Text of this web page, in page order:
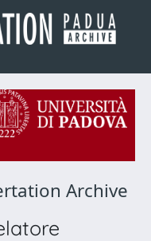
Archive